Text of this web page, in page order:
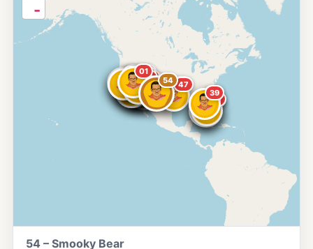
54 53
52
51
50
49
47
46
45
44
43
40
39
36
3226
23
20
19
1716
14
13 11
10
0807
04 03
01
-
54 – Smooky Bear